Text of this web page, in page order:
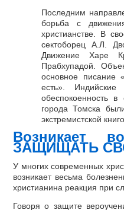
Последним
борьба с
христианстве.
В
сектоборец А.Л.
Движение Харе
Прабхупадой.
основное писание
есть».
И
обеспокоенность
города Томска
экстремистской
Возникает
ЗАЩИЩАТЬ
У многих современных
возникает весьма
христианина реакция при
Говоря о защите